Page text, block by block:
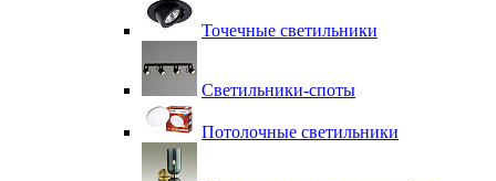
Точечные светильники
Светильники-споты
Потолочные светильники